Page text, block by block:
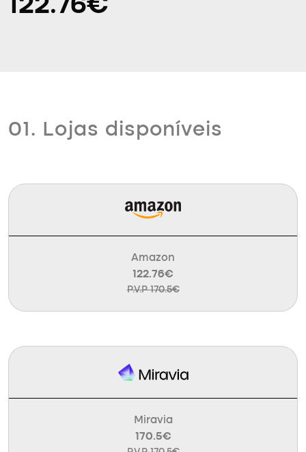
122.76€
01. Lojas disponíveis
Amazon
122.76€
P.V.P 170.5€
Miravia
170.5€